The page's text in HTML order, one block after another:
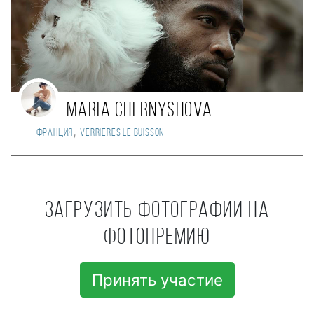
Maria Chernyshova
Франция , verrieres le buisson
Загрузить фотографии на
фотопремию
Принять участие